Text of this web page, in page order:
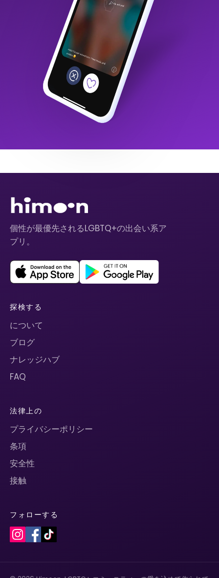
個性が最優先されるLGBTQ+の出会い系ア
プリ。
探検する
について
ブログ
ナレッジハブ
FAQ
法律上の
プライバシーポリシー
条項
安全性
接触
フォローする